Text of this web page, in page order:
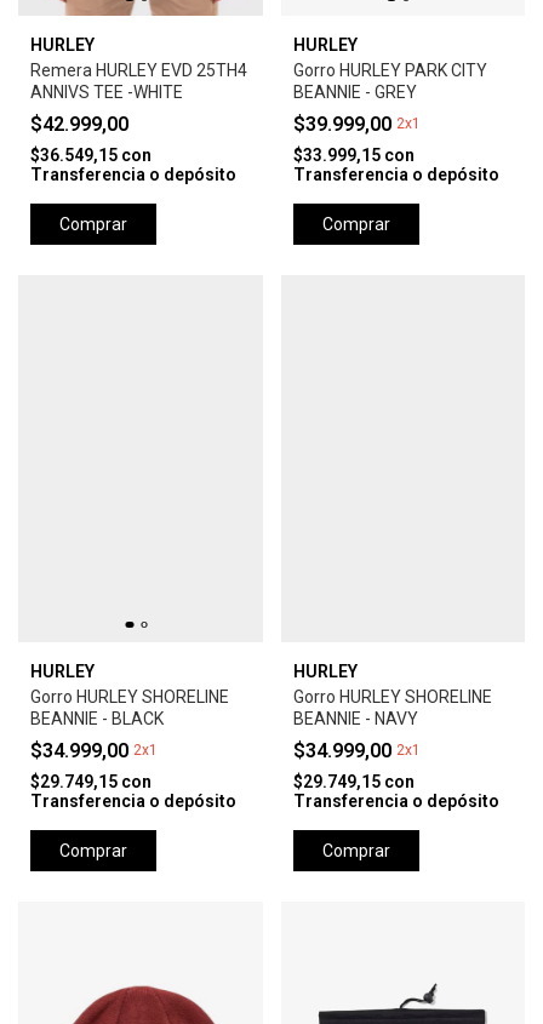
HURLEY
Remera HURLEY EVD 25TH4
ANNIVS TEE -WHITE
$42.999,00
$36.549,15 con
Transferencia o depósito
Comprar
HURLEY
Gorro HURLEY PARK CITY
BEANNIE - GREY
$39.999,00 2x1
$33.999,15 con
Transferencia o depósito
Comprar
HURLEY
Gorro HURLEY SHORELINE
BEANNIE - BLACK
$34.999,00 2x1
$29.749,15 con
Transferencia o depósito
Comprar
HURLEY
Gorro HURLEY SHORELINE
BEANNIE - NAVY
$34.999,00 2x1
$29.749,15 con
Transferencia o depósito
Comprar